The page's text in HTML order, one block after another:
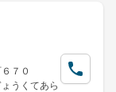
７０
うくてあら